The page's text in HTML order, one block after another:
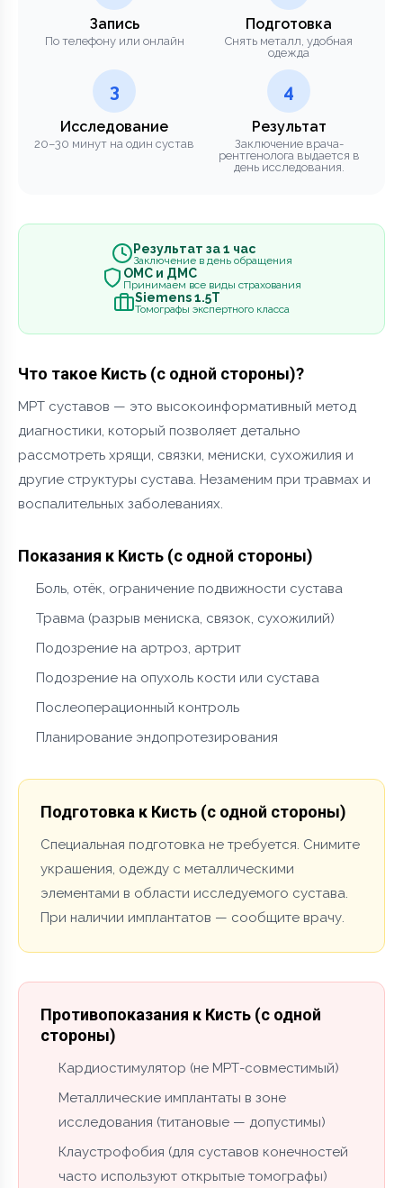
Запись
По телефону или онлайн
Подготовка
Снять металл, удобная
одежда
3
Исследование
20–30 минут на один сустав
4
Результат
Заключение врача-
рентгенолога выдается в
день исследования.
Результат за 1 час
Заключение в день обращения
ОМС и ДМС
Принимаем все виды страхования
Siemens 1.5Т
Томографы экспертного класса
Что такое Кисть (с одной стороны)?
МРТ суставов — это высокоинформативный метод
диагностики, который позволяет детально
рассмотреть хрящи, связки, мениски, сухожилия и
другие структуры сустава. Незаменим при травмах и
воспалительных заболеваниях.
Показания к Кисть (с одной стороны)
Боль, отёк, ограничение подвижности сустава
Травма (разрыв мениска, связок, сухожилий)
Подозрение на артроз, артрит
Подозрение на опухоль кости или сустава
Послеоперационный контроль
Планирование эндопротезирования
Подготовка к Кисть (с одной стороны)
Специальная подготовка не требуется. Снимите
украшения, одежду с металлическими
элементами в области исследуемого сустава.
При наличии имплантатов — сообщите врачу.
Противопоказания к Кисть (с одной
стороны)
Кардиостимулятор (не МРТ-совместимый)
Металлические имплантаты в зоне
исследования (титановые — допустимы)
Клаустрофобия (для суставов конечностей
часто используют открытые томографы)